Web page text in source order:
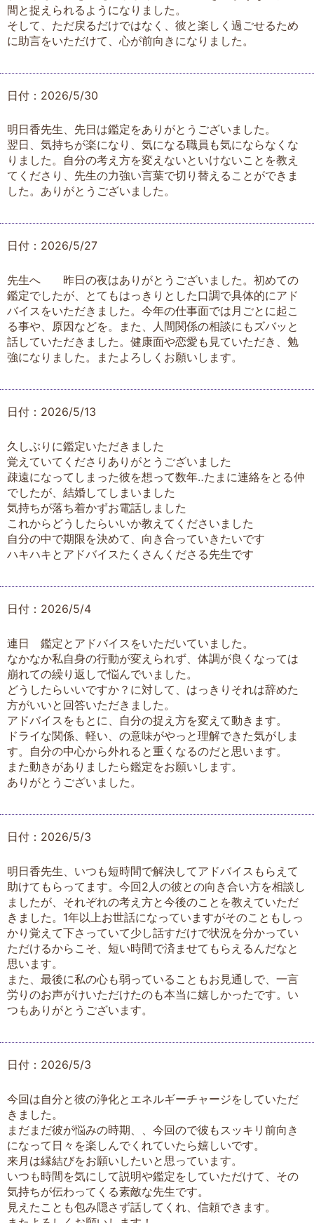
間と捉えられるようになりました。
そして、ただ戻るだけではなく、彼と楽しく過ごせるため
に助言をいただけて、心が前向きになりました。
日付：2026/5/30
明日香先生、先日は鑑定をありがとうございました。
翌日、気持ちが楽になり、気になる職員も気にならなくな
りました。自分の考え方を変えないといけないことを教え
てくださり、先生の力強い言葉で切り替えることができま
した。ありがとうございました。
日付：2026/5/27
先生へ 昨日の夜はありがとうございました。初めての
鑑定でしたが、とてもはっきりとした口調で具体的にアド
バイスをいただきました。今年の仕事面では月ごとに起こ
る事や、原因などを。また、人間関係の相談にもズバッと
話していただきました。健康面や恋愛も見ていただき、勉
強になりました。またよろしくお願いします。
日付：2026/5/13
久しぶりに鑑定いただきました
覚えていてくださりありがとうございました
疎遠になってしまった彼を想って数年‥たまに連絡をとる仲
でしたが、結婚してしまいました
気持ちが落ち着かずお電話しました
これからどうしたらいいか教えてくださいました
自分の中で期限を決めて、向き合っていきたいです
ハキハキとアドバイスたくさんくださる先生です
日付：2026/5/4
連日 鑑定とアドバイスをいただいていました。
なかなか私自身の行動が変えられず、体調が良くなっては
崩れての繰り返しで悩んでいました。
どうしたらいいですか？に対して、はっきりそれは辞めた
方がいいと回答いただきました。
アドバイスをもとに、自分の捉え方を変えて動きます。
ドライな関係、軽い、の意味がやっと理解できた気がしま
す。自分の中心から外れると重くなるのだと思います。
また動きがありましたら鑑定をお願いします。
ありがとうございました。
日付：2026/5/3
明日香先生、いつも短時間で解決してアドバイスもらえて
助けてもらってます。今回2人の彼との向き合い方を相談し
ましたが、それぞれの考え方と今後のことを教えていただ
きました。1年以上お世話になっていますがそのこともしっ
かり覚えて下さっていて少し話すだけで状況を分かってい
ただけるからこそ、短い時間で済ませてもらえるんだなと
思います。
また、最後に私の心も弱っていることもお見通しで、一言
労りのお声がけいただけたのも本当に嬉しかったです。い
つもありがとうございます。
日付：2026/5/3
今回は自分と彼の浄化とエネルギーチャージをしていただ
きました。
まだまだ彼が悩みの時期、、今回ので彼もスッキリ前向き
になって日々を楽しんでくれていたら嬉しいです。
来月は縁結びをお願いしたいと思っています。
いつも時間を気にして説明や鑑定をしていただけて、その
気持ちが伝わってくる素敵な先生です。
見えたことも包み隠さず話してくれ、信頼できます。